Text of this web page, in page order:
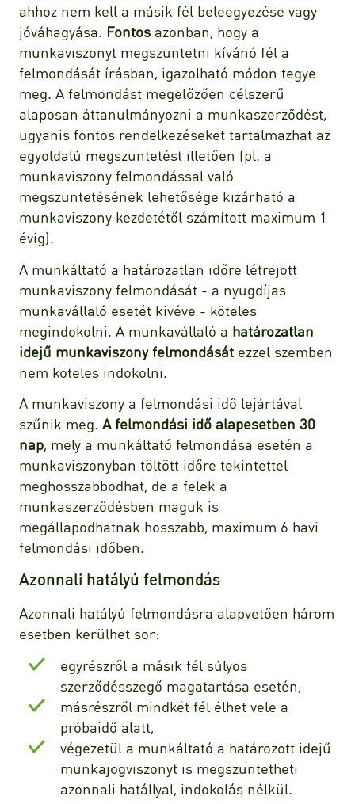
ahhoz nem kell a másik fél beleegyezése vagy
jóváhagyása. Fontos azonban, hogy a
munkaviszonyt megszüntetni kívánó fél a
felmondását írásban, igazolható módon tegye
meg. A felmondást megelőzően célszerű
alaposan áttanulmányozni a munkaszerződést,
ugyanis fontos rendelkezéseket tartalmazhat az
egyoldalú megszüntetést illetően (pl. a
munkaviszony felmondással való
megszüntetésének lehetősége kizárható a
munkaviszony kezdetétől számított maximum 1
évig).
A munkáltató a határozatlan időre létrejött
munkaviszony felmondását - a nyugdíjas
munkavállaló esetét kivéve - köteles
megindokolni. A munkavállaló a határozatlan
idejű munkaviszony felmondását ezzel szemben
nem köteles indokolni.
A munkaviszony a felmondási idő lejártával
szűnik meg. A felmondási idő alapesetben 30
nap, mely a munkáltató felmondása esetén a
munkaviszonyban töltött időre tekintettel
meghosszabbodhat, de a felek a
munkaszerződésben maguk is
megállapodhatnak hosszabb, maximum 6 havi
felmondási időben.
Azonnali hatályú felmondás
Azonnali hatályú felmondásra alapvetően három
esetben kerülhet sor:
egyrészről a másik fél súlyos
szerződésszegő magatartása esetén,
másrészről mindkét fél élhet vele a
próbaidő alatt,
végezetül a munkáltató a határozott idejű
munkajogviszonyt is megszüntetheti
azonnali hatállyal, indokolás nélkül.